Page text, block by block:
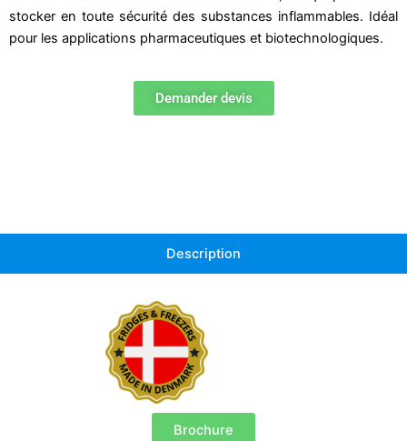
stocker en toute sécurité des substances inflammables. Idéal
pour les applications pharmaceutiques et biotechnologiques.
Demander devis
Description
Brochure